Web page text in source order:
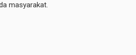
masyarakat.